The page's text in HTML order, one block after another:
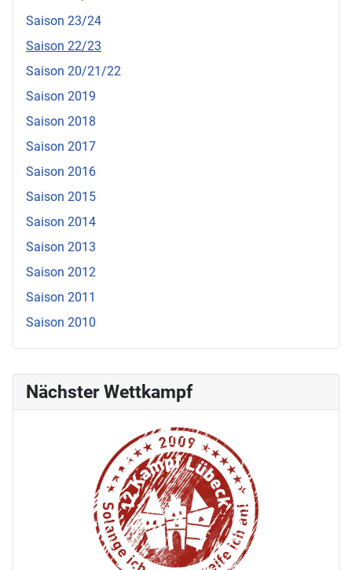
Nächster Wettkampf
Saison 23/24
Saison 22/23
Saison 20/21/22
Saison 2019
Saison 2018
Saison 2017
Saison 2016
Saison 2015
Saison 2014
Saison 2013
Saison 2012
Saison 2011
Saison 2010